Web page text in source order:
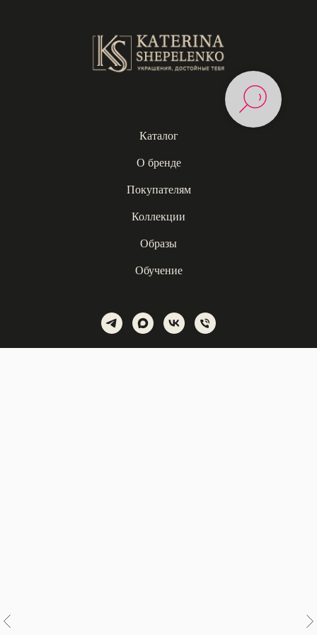
Каталог
О бренде
Покупателям
Коллекции
Образы
Обучение